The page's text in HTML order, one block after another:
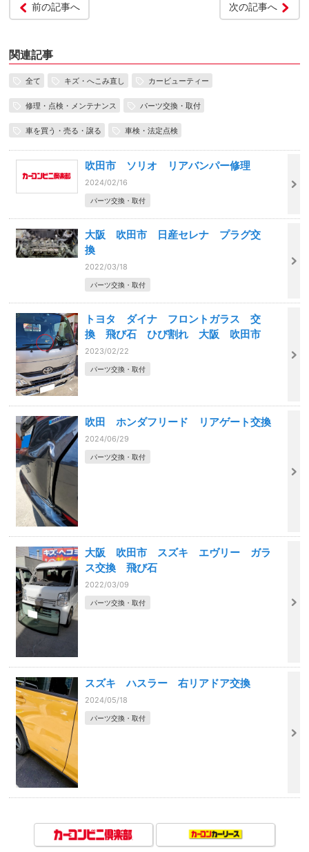
前の記事へ 次の記事へ
関連記事
全て キズ・へこみ直し カービューティー
修理・点検・メンテナンス パーツ交換・取付
車を買う・売る・譲る 車検・法定点検
吹田市 ソリオ リアバンパー修理
2024/02/16
パーツ交換・取付
大阪 吹田市 日産セレナ プラグ交
換
2022/03/18
パーツ交換・取付
トヨタ ダイナ フロントガラス 交
換 飛び石 ひび割れ 大阪 吹田市
2023/02/22
パーツ交換・取付
吹田 ホンダフリード リアゲート交換
2024/06/29
パーツ交換・取付
大阪 吹田市 スズキ エヴリー ガラ
ス交換 飛び石
2022/03/09
パーツ交換・取付
スズキ ハスラー 右リアドア交換
2024/05/18
パーツ交換・取付